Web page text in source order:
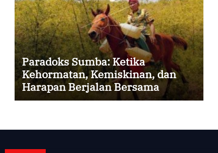
Paradoks Sumba: Ketika
Kehormatan, Kemiskinan, dan
Harapan Berjalan Bersama